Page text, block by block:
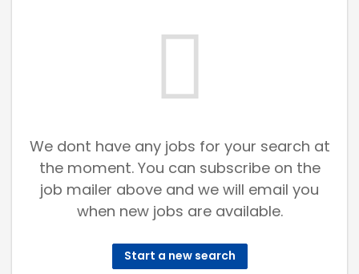
We dont have any jobs for your search at
the moment. You can subscribe on the
job mailer above and we will email you
when new jobs are available.
Start a new search